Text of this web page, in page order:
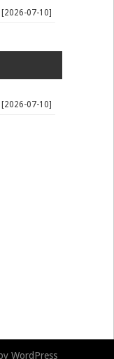
[2026-07-10]
[2026-07-10]
WordPress